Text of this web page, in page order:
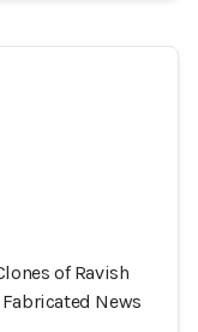
of Ravish
News